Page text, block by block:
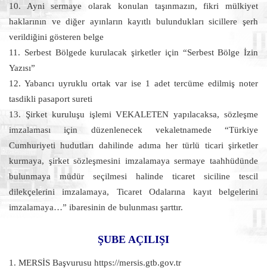
10. Ayni sermaye olarak konulan taşınmazın, fikri mülkiyet
haklarının ve diğer ayınların kayıtlı bulundukları sicillere şerh
verildiğini gösteren belge
11. Serbest Bölgede kurulacak şirketler için “Serbest Bölge İzin
Yazısı”
12. Yabancı uyruklu ortak var ise 1 adet tercüme edilmiş noter
tasdikli pasaport sureti
13. Şirket kuruluşu işlemi VEKALETEN yapılacaksa, sözleşme
imzalaması için düzenlenecek vekaletnamede “Türkiye
Cumhuriyeti hudutları dahilinde adıma her türlü ticari şirketler
kurmaya, şirket sözleşmesini imzalamaya sermaye taahhüdünde
bulunmaya müdür seçilmesi halinde ticaret siciline tescil
dilekçelerini imzalamaya, Ticaret Odalarına kayıt belgelerini
imzalamaya…” ibaresinin de bulunması şarttır.
ŞUBE AÇILIŞI
1. MERSİS Başvurusu https://mersis.gtb.gov.tr